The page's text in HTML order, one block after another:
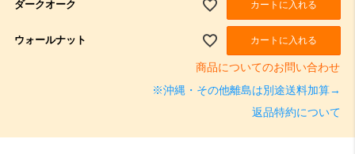
ダークオーク カートに入れる
ウォールナット カートに入れる
商品についてのお問い合わせ
※沖縄・その他離島は別途送料加算→
返品特約について